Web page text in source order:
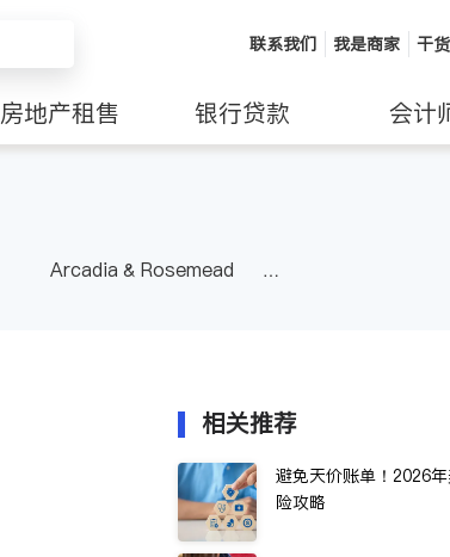
联系我们 我是商家 干货
房地产租售 银行贷款 会计
Arcadia & Rosemead
相关推荐
避免天价账单！2026
险攻略